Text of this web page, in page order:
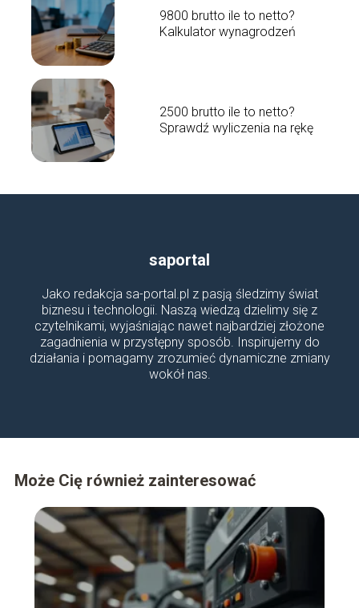
9800 brutto ile to netto?
Kalkulator wynagrodzeń
2500 brutto ile to netto?
Sprawdź wyliczenia na rękę
saportal
Jako redakcja sa-portal.pl z pasją śledzimy świat
biznesu i technologii. Naszą wiedzą dzielimy się z
czytelnikami, wyjaśniając nawet najbardziej złożone
zagadnienia w przystępny sposób. Inspirujemy do
działania i pomagamy zrozumieć dynamiczne zmiany
wokół nas.
Może Cię również zainteresować